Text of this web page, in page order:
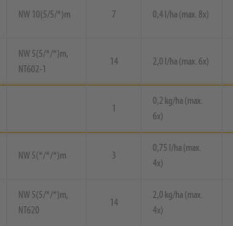
NW 10(5/5/*)m 7 0,4 l/ha (max. 8x)
NW 5(5/*/*)m,
NT602-1
14 2,0 l/ha (max. 6x)
1
0,2 kg/ha (max.
6x)
NW 5(*/*/*)m 3
0,75 l/ha (max.
4x)
NW 5(5/*/*)m,
NT620
14
2,0 kg/ha (max.
4x)